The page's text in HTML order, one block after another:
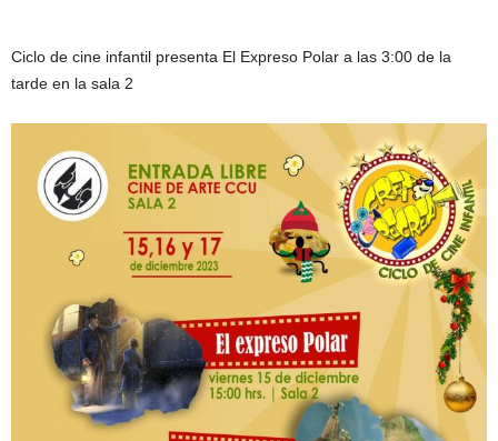
Ciclo de cine infantil presenta El Expreso Polar a las 3:00 de la
tarde en la sala 2